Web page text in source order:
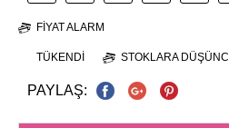
FIYAT ALARM
TÜKENDI STOKLARA
PAYLAŞ: